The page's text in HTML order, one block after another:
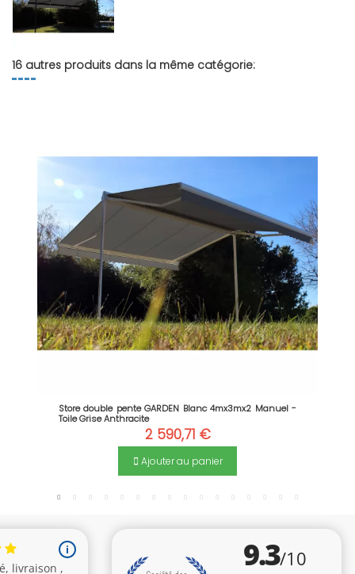
16 autres produits dans la même catégorie:
Store double pente GARDEN Blanc 4mx3mx2 Manuel -
Toile Grise Anthracite
2 590,71 €
Ajouter au panier